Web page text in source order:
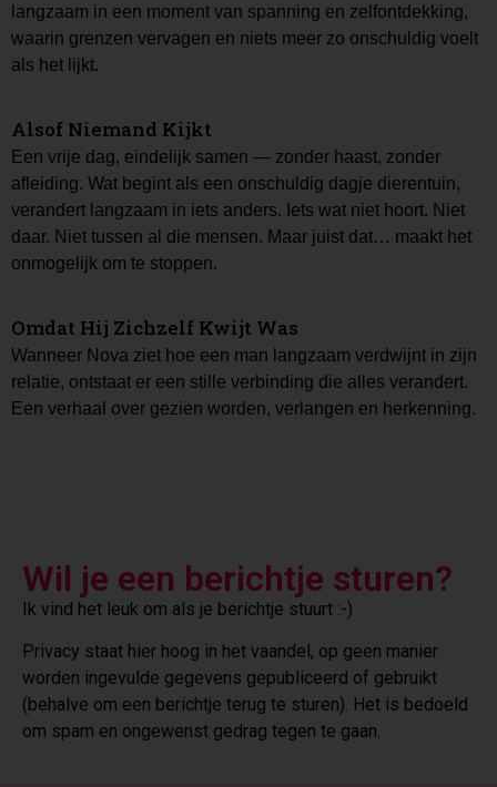
langzaam in een moment van spanning en zelfontdekking,
waarin grenzen vervagen en niets meer zo onschuldig voelt
als het lijkt.
Alsof Niemand Kijkt
Een vrije dag, eindelijk samen — zonder haast, zonder
afleiding. Wat begint als een onschuldig dagje dierentuin,
verandert langzaam in iets anders. Iets wat niet hoort. Niet
daar. Niet tussen al die mensen. Maar juist dat… maakt het
onmogelijk om te stoppen.
Omdat Hij Zichzelf Kwijt Was
Wanneer Nova ziet hoe een man langzaam verdwijnt in zijn
relatie, ontstaat er een stille verbinding die alles verandert.
Een verhaal over gezien worden, verlangen en herkenning.
Wil je een berichtje sturen?
Ik vind het leuk om als je berichtje stuurt :-)
Privacy staat hier hoog in het vaandel, op geen manier
worden ingevulde gegevens gepubliceerd of gebruikt
(behalve om een berichtje terug te sturen). Het is bedoeld
om spam en ongewenst gedrag tegen te gaan.